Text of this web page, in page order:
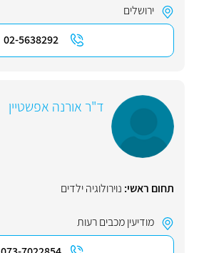
ירושלים
02-5638292
ד"ר אורנה אפשטיין
תחום ראשי: נוירולוגיה ילדים
מודיעין מכבים רעות